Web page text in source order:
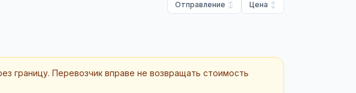
Отправление Цена
границу. Перевозчик вправе не возвращать стоимость